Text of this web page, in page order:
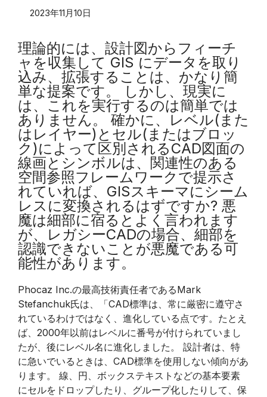
2023年11月10日
理論的には、設計図からフィーチ
ャを収集して GIS にデータを取り
込み、拡張することは、かなり簡
単な提案です。 しかし、現実に
は、これを実行するのは簡単では
ありません。 確かに、レベル(また
はレイヤー)とセル(またはブロッ
ク)によって区別されるCAD図面の
線画とシンボルは、関連性のある
空間参照フレームワークで提示さ
れていれば、GISスキーマにシーム
レスに変換されるはずですか? 悪
魔は細部に宿るとよく言われます
が、レガシーCADの場合、細部を
認識できないことが悪魔である可
能性があります。
Phocaz Inc.の最高技術責任者であるMark
Stefanchuk氏は、「CAD標準は、常に厳密に遵守さ
れているわけではなく、進化している点です。たとえ
ば、2000年以前はレベルに番号が付けられていまし
たが、後にレベル名に進化しました。 設計者は、特
に急いでいるときは、CAD標準を使用しない傾向があ
ります。 線、円、ボックステキストなどの基本要素
にセルをドロップしたり、グループ化したりして、保